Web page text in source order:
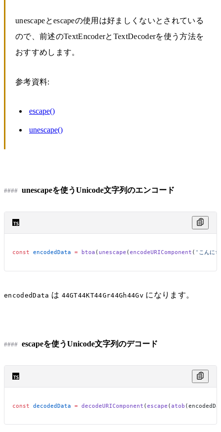
unescapeとescapeの使用は好ましくないとされている
ので、前述のTextEncoderとTextDecoderを使う方法を
おすすめします。
参考資料:
escape()
unescape()
unescapeを使うUnicode文字列のエンコード
const encodedData = btoa ( unescape (encodeURIComponent ( 'こんに
encodedData は 44GT44KT44Gr44Gh44Gv になります。
escapeを使うUnicode文字列のデコード
const decodedData = decodeURIComponent (escape (atob